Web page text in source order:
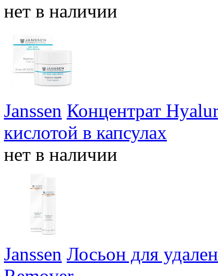
нет в наличии
Janssen Концентрат
кислотой в капсулах
нет в наличии
Janssen Лосьон для